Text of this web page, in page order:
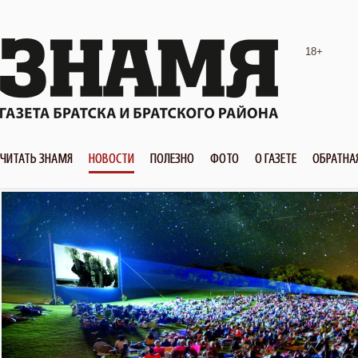
18+
ЧИТАТЬ ЗНАМЯ НОВОСТИ ПОЛЕЗНО ФОТО О ГАЗЕТЕ